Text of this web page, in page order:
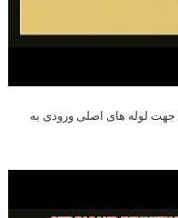
جهت لوله های اصلی ورودی به